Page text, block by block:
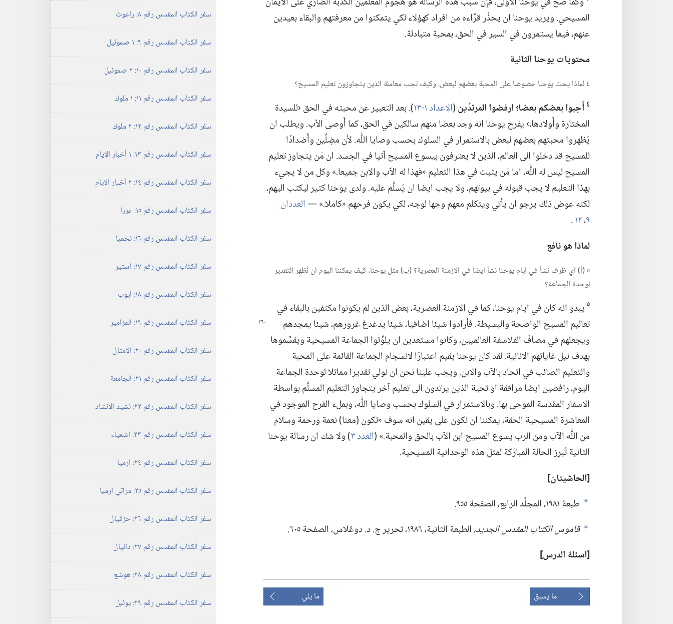
المسيحي.‏ ويريد يوحنا ان يحذِّر قرَّاءه من افراد كهؤلاء لكي يتمكنوا من معرفتهم والبقاء بعيدين
عنهم،‏ فيما يستمرون في السير في الحق،‏ بمحبة متبادلة.‏
محتويات يوحنا الثانية
٤ لماذا يحث يوحنا خصوصا على المحبة بعضهم لبعض،‏ وكيف تجب معاملة الذين يتجاوزون تعليم المسيح؟‏
٤أَحِبوا بعضكم بعضا؛‏ ارفضوا المرتدِّين(‏الاعداد ١-‏١٣
‏)‏.‏ بعد التعبير عن محبته في الحق ‹للسيدة
المختارة وأَولادها،‏› يفرح يوحنا انه وجد بعضا منهم سالكين في الحق،‏ كما أَوصى الآب.‏ ويطلب ان
يُظهروا محبتهم بعضهم لبعض بالاستمرار في السلوك بحسب وصايا اللّٰه.‏ لأَن مضِلِّين وأَضدادًا
للمسيح قد دخلوا الى العالم،‏ الذين لا يعترفون بيسوع المسيح آتيا في الجسد.‏ ان مَن يتجاوز تعليم
المسيح ليس له اللّٰه،‏ اما مَن يثبت في هذا التعليم «فهذا له الآب والابن جميعا.‏» وكل من لا يجيء
بهذا التعليم لا يجب قبوله في بيوتهم،‏ ولا يجب ايضا ان يُسلَّم عليه.‏ ولدى يوحنا كثير ليكتب اليهم،‏
لكنه عوض ذلك يرجو ان يأتي ويتكلم معهم وجها لوجه،‏ لكي يكون فرحهم «كاملا.‏» —‏العددان
٩‏،‏١٢‏.‏
لماذا هو نافع
٥ (‏أ)‏ اي ظرف نشأ في ايام يوحنا نشأ ايضا في الازمنة العصرية؟‏ (‏ب)‏ مثل يوحنا،‏ كيف يمكننا اليوم ان نُظهِر التقدير
لوحدة الجماعة؟‏
٥يبدو انه كان في ايام يوحنا،‏ كما في الازمنة العصرية،‏ بعض الذين لم يكونوا مكتفين بالبقاء في
تعاليم المسيح الواضحة والبسيطة.‏ فأرادوا شيئا اضافيا،‏ شيئا يدغدغ غرورهم،‏ شيئايمجدهم
ويجعلهم في مصافّ الفلاسفة العالميين،‏ وكانوا مستعدين ان يلوِّثوا الجماعة المسيحية ويقسِّموها
بهدف نيل غاياتهم الانانية.‏ لقد كان يوحنا يقيم اعتبارًا لانسجام الجماعة القائمة على المحبة
والتعليم الصائب في اتحاد بالآب والابن.‏ ويجب علينا نحن ان نولي تقديرا مماثلا لوحدة الجماعة
اليوم،‏ رافضين ايضا مرافقة او تحية الذين يرتدون الى تعليم آخر يتجاوز التعليم المسلَّم بواسطة
الاسفار المقدسة الموحى بها.‏ وبالاستمرار في السلوك بحسب وصايا اللّٰه،‏ وبملء الفرح الموجود في
المعاشرة المسيحية الحقة،‏ يمكننا ان نكون على يقين انه سوف «تكون (‏معنا)‏ نعمة ورحمة وسلام
من اللّٰه الآب ومن الرب يسوع المسيح ابن الآب بالحق والمحبة.‏» (‏العدد ٣ ‏)‏ ولا شك ان رسالة يوحنا
الثانية تُبرِز الحالة المبارَكة لمثل هذه الوحدانية المسيحية.‏
‏[الحاشيتان]‏
a طبعة ١٩٨١،‏ المجلَّد الرابع،‏ الصفحة ٩٥٥.‏
b قاموس الكتاب المقدس الجديد،‏الطبعة الثانية،‏ ١٩٨٦،‏ تحرير ج.‏ د.‏ دوڠلاس،‏ الصفحة ٦٠٥.‏
‏[اسئلة الدرس]‏
ما يسبق ما يلي
سفر الكتاب المقدس رقم ٨:‏ راعوث
سفر الكتاب المقدس رقم ٩:‏ ١ صموئيل
سفر الكتاب المقدس رقم ١٠:‏ ٢ صموئيل
سفر الكتاب المقدس رقم ١١:‏ ١ ملوك
سفر الكتاب المقدس رقم ١٢:‏ ٢ ملوك
سفر الكتاب المقدس رقم ١٣:‏ ١ أخبار الايام
سفر الكتاب المقدس رقم ١٤:‏ ٢ أخبار الايام
سفر الكتاب المقدس رقم ١٥:‏ عزرا
سفر الكتاب المقدس رقم ١٦:‏ نحميا
سفر الكتاب المقدس رقم ١٧:‏ استير
سفر الكتاب المقدس رقم ١٨:‏ ايوب
سفر الكتاب المقدس رقم ١٩:‏ المزامير
سفر الكتاب المقدس رقم ٢٠:‏ الامثال
سفر الكتاب المقدس رقم ٢١:‏ الجامعة
سفر الكتاب المقدس رقم ٢٢:‏ نشيد الانشاد
سفر الكتاب المقدس رقم ٢٣:‏ اشعياء
سفر الكتاب المقدس رقم ٢٤:‏ ارميا
سفر الكتاب المقدس رقم ٢٥:‏ مراثي ارميا
سفر الكتاب المقدس رقم ٢٦:‏ حزقيال
سفر الكتاب المقدس رقم ٢٧:‏ دانيال
سفر الكتاب المقدس رقم ٢٨:‏ هوشع
سفر الكتاب المقدس رقم ٢٩:‏ يوئيل